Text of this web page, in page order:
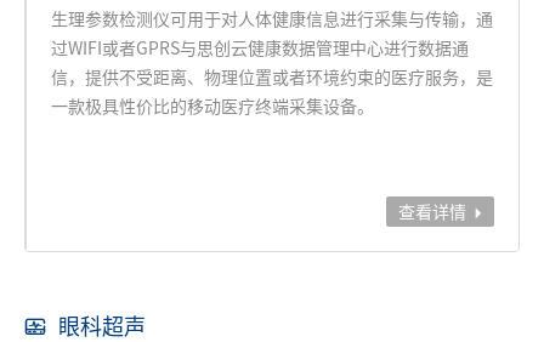
生理参数检测仪可用于对人体健康信息进行采集与传输，通
过WIFI或者GPRS与思创云健康数据管理中心进行数据通
信，提供不受距离、物理位置或者环境约束的医疗服务，是
一款极具性价比的移动医疗终端采集设备。
查看详情 
 眼科超声